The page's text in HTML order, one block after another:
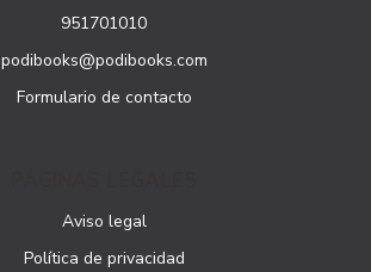
951701010
podibooks@podibooks.com
Formulario de contacto
Aviso legal
Política de privacidad